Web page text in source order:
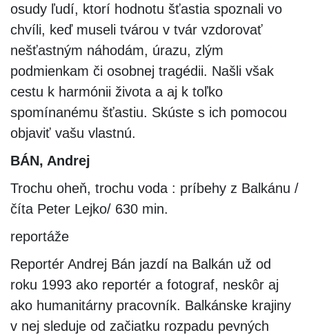
osudy ľudí, ktorí hodnotu šťastia spoznali vo
chvíli, keď museli tvárou v tvár vzdorovať
nešťastným náhodám, úrazu, zlým
podmienkam či osobnej tragédii. Našli však
cestu k harmónii života a aj k toľko
spomínanému šťastiu. Skúste s ich pomocou
objaviť vašu vlastnú.
BÁN, Andrej
Trochu oheň, trochu voda : príbehy z Balkánu /
číta Peter Lejko/ 630 min.
reportáže
Reportér Andrej Bán jazdí na Balkán už od
roku 1993 ako reportér a fotograf, neskôr aj
ako humanitárny pracovník. Balkánske krajiny
v nej sleduje od začiatku rozpadu pevných